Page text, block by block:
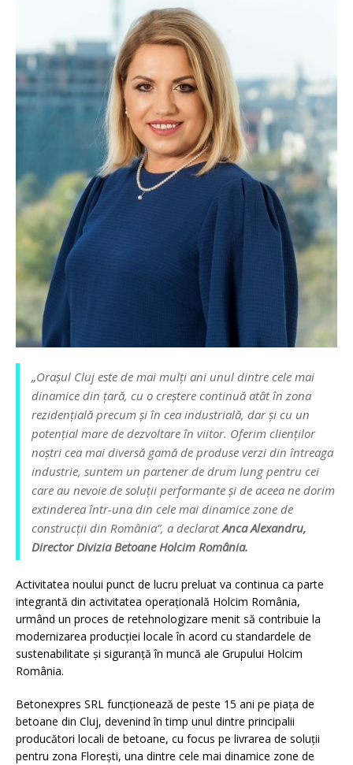
„Orașul Cluj este de mai mulți ani unul dintre cele mai
dinamice din țară, cu o creștere continuă atât în zona
rezidențială precum și în cea industrială, dar și cu un
potențial mare de dezvoltare în viitor. Oferim clienților
noștri cea mai diversă gamă de produse verzi din întreaga
industrie, suntem un partener de drum lung pentru cei
care au nevoie de soluții performante și de aceea ne dorim
extinderea într-una din cele mai dinamice zone de
construcții din România”, a declaratAnca Alexandru,
Director Divizia Betoane Holcim România.
Activitatea noului punct de lucru preluat va continua ca parte
integrantă din activitatea operațională Holcim România,
urmând un proces de retehnologizare menit să contribuie la
modernizarea producției locale în acord cu standardele de
sustenabilitate și siguranță în muncă ale Grupului Holcim
România.
Betonexpres SRL funcționează de peste 15 ani pe piața de
betoane din Cluj, devenind în timp unul dintre principalii
producători locali de betoane, cu focus pe livrarea de soluții
pentru zona Florești, una dintre cele mai dinamice zone de